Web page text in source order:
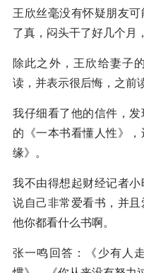
王欣丝毫没有怀疑朋友
了真，闷头干了好几个月
除此之外，王欣给妻子
读，并表示很后悔，之前
我仔细看了他的信件，
的《一本书看懂人性》
缘》。
我不由得想起财经记者
说自己非常爱看书，并
他你都看什么书啊。
张一鸣回答：《少有人